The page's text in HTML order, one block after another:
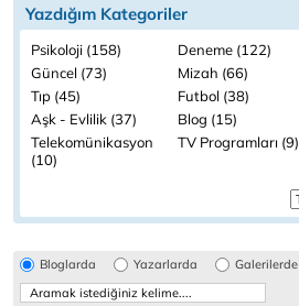
Yazdığım Kategoriler
Psikoloji (158)
Deneme (122)
Güncel (73)
Mizah (66)
Tıp (45)
Futbol (38)
Aşk - Evlilik (37)
Blog (15)
Telekomünikasyon
(10)
TV Programları (9)
Bloglarda Yazarlarda Galerilerde